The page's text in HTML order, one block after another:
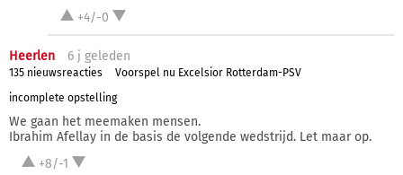
+4/-0
Heerlen 6 j geleden
135 nieuwsreacties
Voorspel nu Excelsior Rotterdam-PSV
incomplete opstelling
We gaan het meemaken mensen.
Ibrahim Afellay in de basis de volgende wedstrijd. Let maar op.
+8/-1